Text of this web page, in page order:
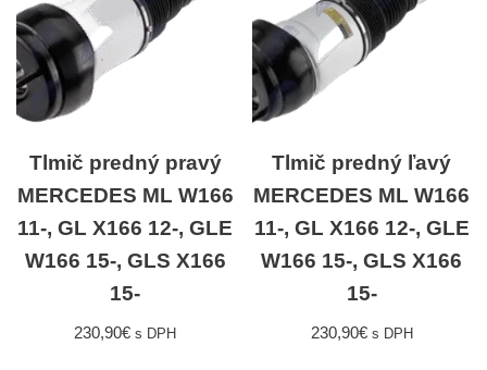
Tlmič predný pravý
MERCEDES ML W166
11-, GL X166 12-, GLE
W166 15-, GLS X166
15-
230,90€ s DPH
Tlmič predný ľavý
MERCEDES ML W166
11-, GL X166 12-, GLE
W166 15-, GLS X166
15-
230,90€ s DPH